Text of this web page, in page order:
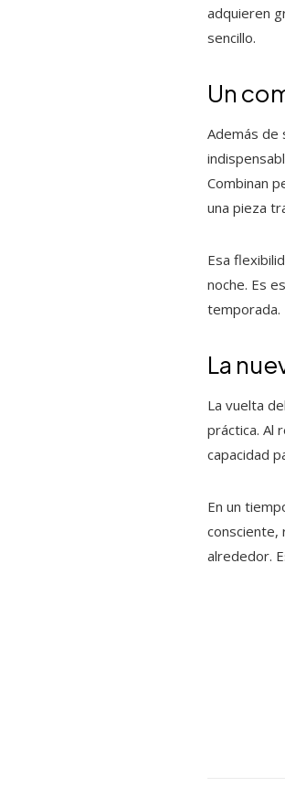
adquieren
sencillo.
Un
Además de
Combinan
una pieza
Esa
noche. Es
temporada.
La
La vuelta
práctica. Al
capacidad
En un
consciente,
alrededor.